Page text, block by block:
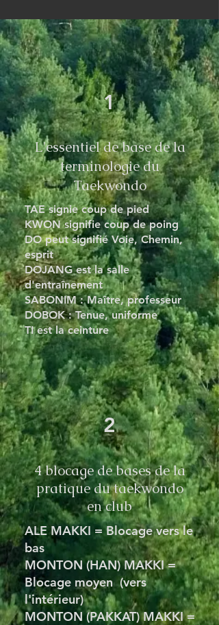
1
L'essentiel de base de la
terminologie du
Taekwondo
TAE signie coup de pied
KWON signifie coup de poing
DO peut signifié Voie, Chemin,
esprit
DOJANG est la salle
d'entraînement
SABONIM : Maître, professeur
DOBOK : Tenue, uniforme
TI est la ceinture
2
4 blocage de bases de la
pratique du taekwondo
en club
ALE MAKKI = Blocage vers le
bas
MONTON (HAN) MAKKI =
Blocage moyen (vers
l'intérieur)
MONTON (PAKKAT) MAKKI =